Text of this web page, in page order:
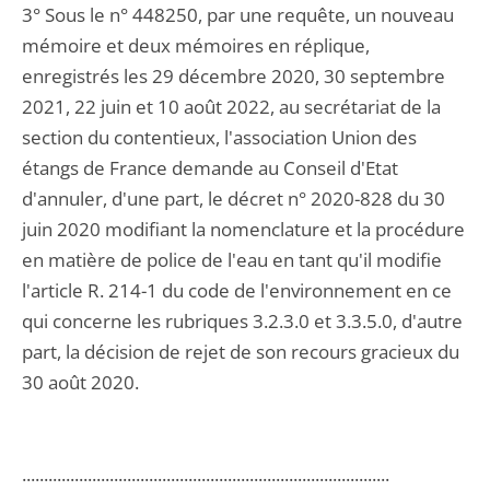
3° Sous le n° 448250, par une requête, un nouveau
mémoire et deux mémoires en réplique,
enregistrés les 29 décembre 2020, 30 septembre
2021, 22 juin et 10 août 2022, au secrétariat de la
section du contentieux, l'association Union des
étangs de France demande au Conseil d'Etat
d'annuler, d'une part, le décret n° 2020-828 du 30
juin 2020 modifiant la nomenclature et la procédure
en matière de police de l'eau en tant qu'il modifie
l'article R. 214-1 du code de l'environnement en ce
qui concerne les rubriques 3.2.3.0 et 3.3.5.0, d'autre
part, la décision de rejet de son recours gracieux du
30 août 2020.
....................................................................................